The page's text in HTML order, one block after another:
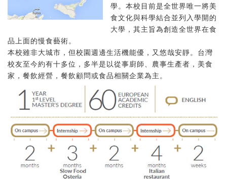
學。本校目前是全世界唯一將美
食文化與科學結合並列入學開的
大學，其主旨為創造全世界在食
品上面的慢食藝術。
本校雖非大城市，但校園週邊生活機能優，又悠哉安靜。台灣
校友至今約有十多位，多半是以從事廚師、農事生產者，美食
家，餐飲經營，餐飲顧問或食品相關企業為主。